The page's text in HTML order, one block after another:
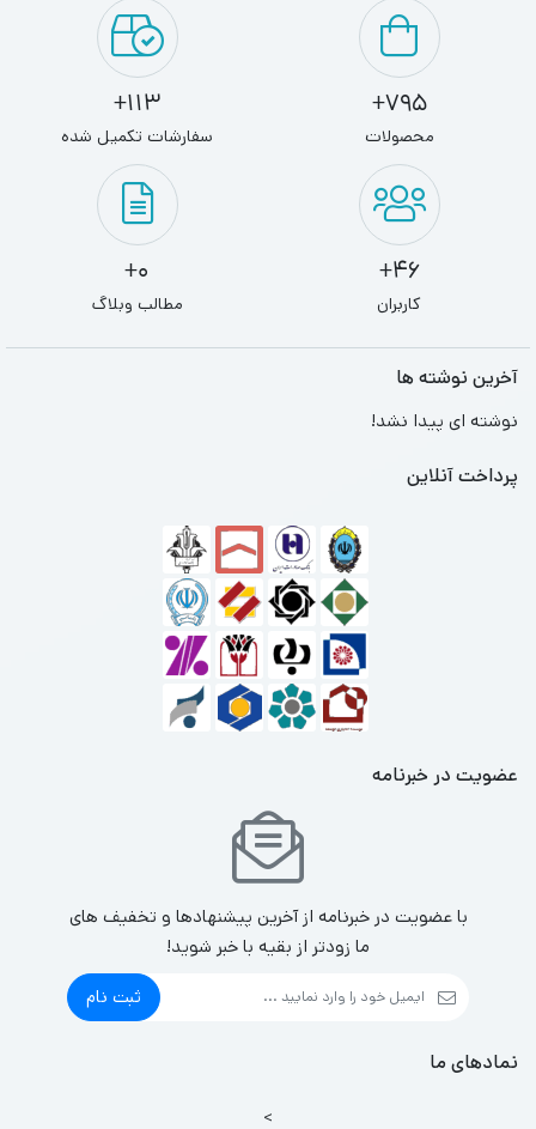
795+
محصولات
113+
سفارشات تکمیل شده
46+
کاربران
0+
مطالب وبلاگ
آخرین نوشته ها
نوشته ای پیدا نشد!
پرداخت آنلاین
عضویت در خبرنامه
با عضویت در خبرنامه از آخرین پیشنهادها و تخفیف های
ما زودتر از بقیه با خبر شوید!
ثبت نام
نمادهای ما
>